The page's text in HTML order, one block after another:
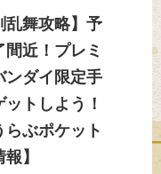
乱舞攻略】予
間近！プレミ
ンダイ限定手
ットしよう！
らぶポケット
】